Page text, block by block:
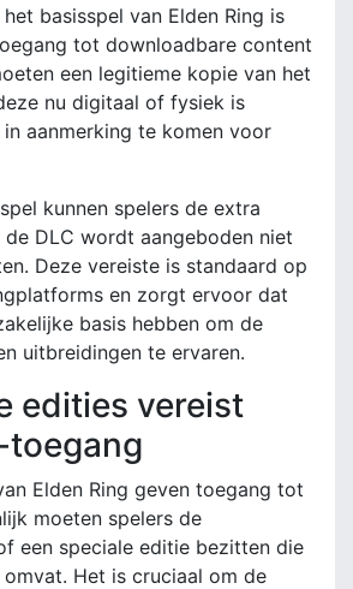
basisspel van Elden Ring is
tot downloadbare content
een legitieme kopie van het
nu digitaal of fysiek is
aanmerking te komen voor
kunnen spelers de extra
DLC wordt aangeboden niet
Deze vereiste is standaard op
en zorgt ervoor dat
basis hebben om de
uitbreidingen te ervaren.
edities vereist
toegang
Elden Ring geven toegang tot
moeten spelers de
een speciale editie bezitten die
Het is cruciaal om de